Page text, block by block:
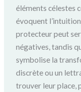
éléments célestes
évoquent
protecteur peut
négatives, tandis
symbolise la
discrète ou un
trouver leur place,